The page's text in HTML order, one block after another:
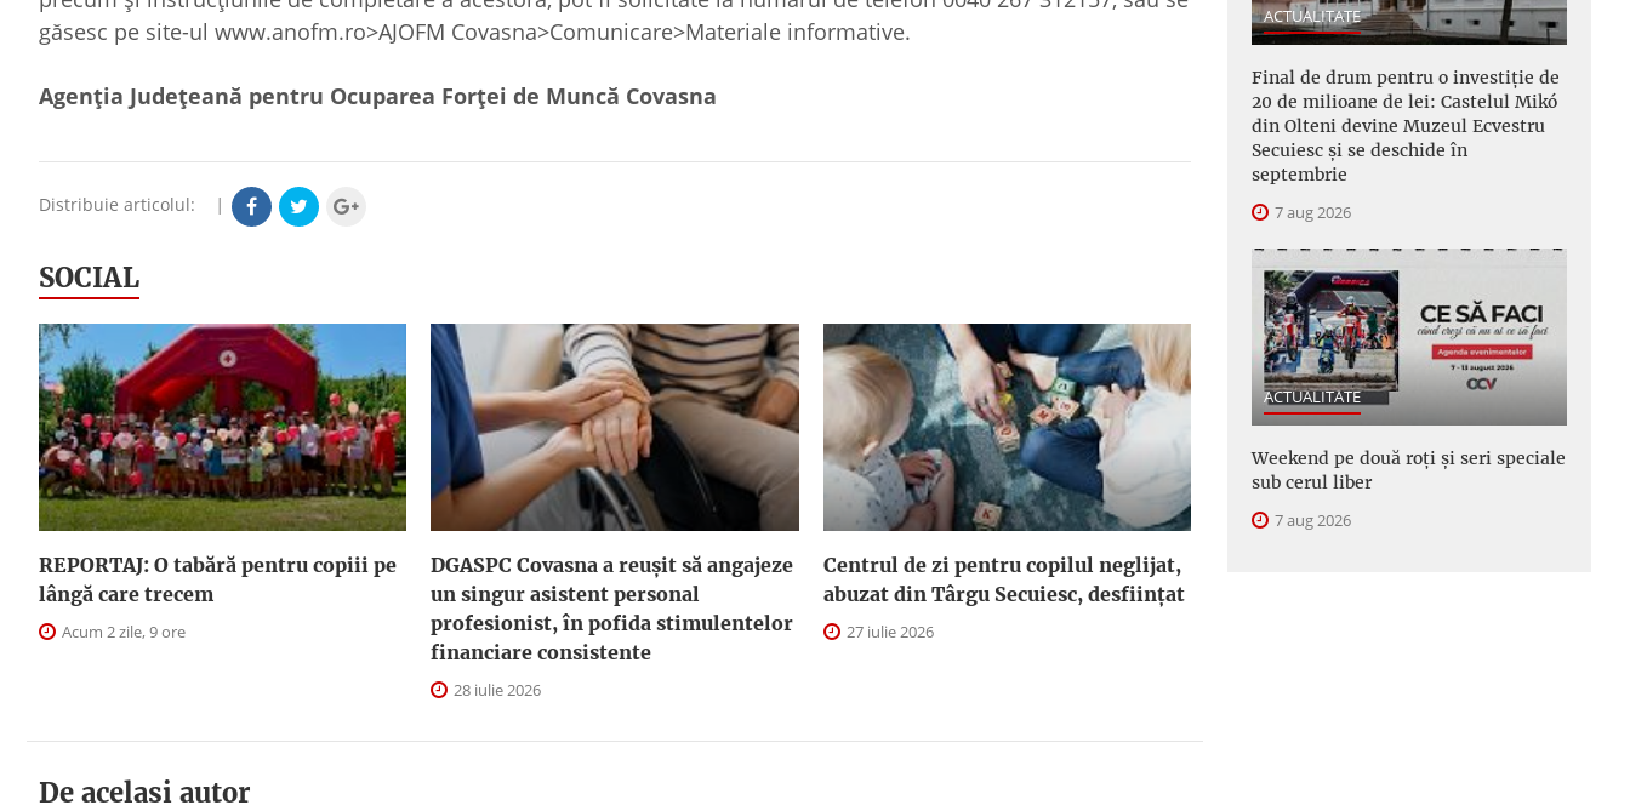
găsesc pe site-ul www.anofm.ro>AJOFM Covasna>Comunicare>Materiale informative.
Agenția Județeană pentru Ocuparea Forței de Muncă Covasna
Distribuie articolul: |
SOCIAL
REPORTAJ: O tabără pentru copiii pe
lângă care trecem
Acum 2 zile, 9 ore
DGASPC Covasna a reuşit să angajeze
un singur asistent personal
profesionist, în pofida stimulentelor
financiare consistente
28 iulie 2026
Centrul de zi pentru copilul neglijat,
abuzat din Târgu Secuiesc, desfiinţat
27 iulie 2026
De acelasi autor
ACTUALITATE
Final de drum pentru o investiție de
20 de milioane de lei: Castelul Mikó
din Olteni devine Muzeul Ecvestru
Secuiesc și se deschide în
septembrie
7 aug 2026
ACTUALITATE
Weekend pe două roți și seri speciale
sub cerul liber
7 aug 2026